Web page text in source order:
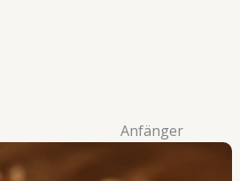
Anfänger